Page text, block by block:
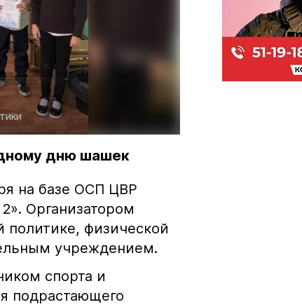
дню шашек
на базе ОСП ЦВР
Организатором
физической
учреждением.
спорта и
подрастающего